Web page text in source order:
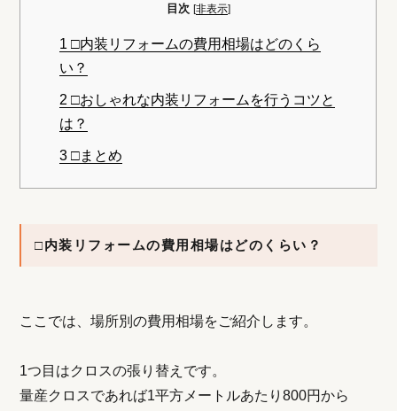
目次 [非表示]
1 □内装リフォームの費用相場はどのくら
い？
2 □おしゃれな内装リフォームを行うコツと
は？
3 □まとめ
□内装リフォームの費用相場はどのくらい？
ここでは、場所別の費用相場をご紹介します。
1つ目はクロスの張り替えです。
量産クロスであれば1平方メートルあたり800円から